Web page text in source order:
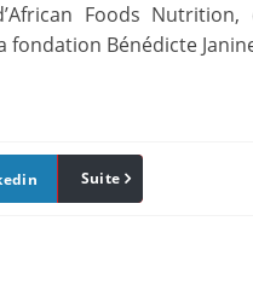
Foods
Bénédicte
Pinterest
Suite